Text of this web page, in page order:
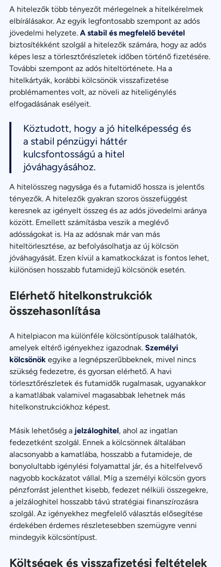
A hitelezők több tényezőt mérlegelnek a hitelkérelmek
elbírálásakor. Az egyik legfontosabb szempont az adós
jövedelmi helyzete.A stabil és megfelelő bevétel
biztosítékként szolgál a hitelezők számára, hogy az adós
képes lesz a törlesztőrészletek időben történő fizetésére.
További szempont az adós hiteltörténete. Ha a
hitelkártyák, korábbi kölcsönök visszafizetése
problémamentes volt, az növeli az hiteligénylés
elfogadásának esélyeit.
Köztudott, hogy a jó hitelképesség és
a stabil pénzügyi háttér
kulcsfontosságú a hitel
jóváhagyásához.
A hitelösszeg nagysága és a futamidő hossza is jelentős
tényezők. A hitelezők gyakran szoros összefüggést
keresnek az igényelt összeg és az adós jövedelmi aránya
között. Emellett számításba veszik a meglévő
adósságokat is. Ha az adósnak már van más
hiteltörlesztése, az befolyásolhatja az új kölcsön
jóváhagyását. Ezen kívül a kamatkockázat is fontos lehet,
különösen hosszabb futamidejű kölcsönök esetén.
Elérhető hitelkonstrukciók
összehasonlítása
A hitelpiacon ma különféle kölcsöntípusok találhatók,
amelyek eltérő igényekhez igazodnak.Személyi
kölcsönök egyike a legnépszerűbbeknek, mivel nincs
szükség fedezetre, és gyorsan elérhető. A havi
törlesztőrészletek és futamidők rugalmasak, ugyanakkor
a kamatlábak valamivel magasabbak lehetnek más
hitelkonstrukciókhoz képest.
Másik lehetőség a jelzáloghitel, ahol az ingatlan
fedezetként szolgál. Ennek a kölcsönnek általában
alacsonyabb a kamatlába, hosszabb a futamideje, de
bonyolultabb igénylési folyamattal jár, és a hitelfelvevő
nagyobb kockázatot vállal. Míg a személyi kölcsön gyors
pénzforrást jelenthet kisebb, fedezet nélküli összegekre,
a jelzáloghitel hosszabb távú stratégiai finanszírozásra
szolgál. Az igényekhez megfelelő választás elősegítése
érdekében érdemes részletesebben szemügyre venni
mindegyik kölcsöntípust.
Költségek és visszafizetési feltételek